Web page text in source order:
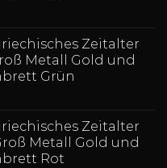
Zeitalter
Metall Gold und
Grün
Zeitalter
Metall Gold und
Rot